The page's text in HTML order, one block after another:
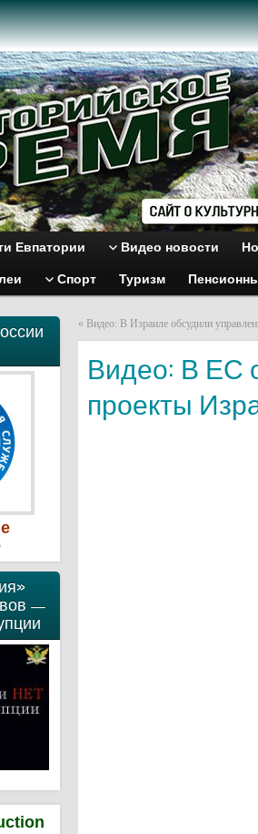
Евпатории Видео новости
Спорт Туризм
—
« Видео: В Израиле обсудили
Видео: В ЕС
проекты